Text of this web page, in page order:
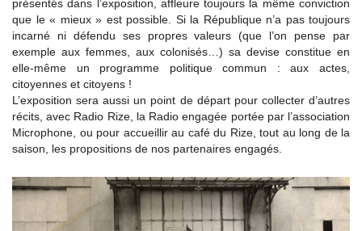
présentés dans l’exposition, affleure toujours la même conviction
que le « mieux » est possible. Si la République n’a pas toujours
incarné ni défendu ses propres valeurs (que l’on pense par
exemple aux femmes, aux colonisés…) sa devise constitue en
elle-même un programme politique commun : aux actes,
citoyennes et citoyens !
L’exposition sera aussi un point de départ pour collecter d’autres
récits, avec Radio Rize, la Radio engagée portée par l’association
Microphone, ou pour accueillir au café du Rize, tout au long de la
saison, les propositions de nos partenaires engagés.